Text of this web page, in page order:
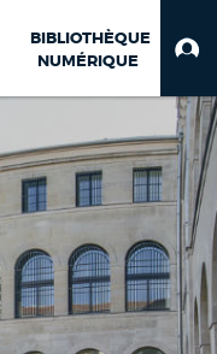
BIBLIOTHÈQUE
NUMÉRIQUE